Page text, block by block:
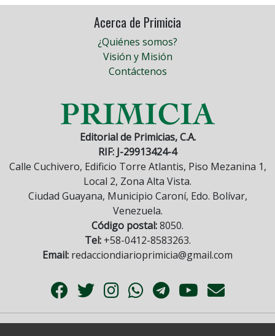
Acerca de Primicia
¿Quiénes somos?
Visión y Misión
Contáctenos
Editorial de Primicias, C.A.
RIF: J-29913424-4
Calle Cuchivero, Edificio Torre Atlantis, Piso Mezanina 1,
Local 2, Zona Alta Vista.
Ciudad Guayana, Municipio Caroní, Edo. Bolívar,
Venezuela.
Código postal:8050.
Tel:+58-0412-8583263.
Email: redacciondiarioprimicia@gmail.com